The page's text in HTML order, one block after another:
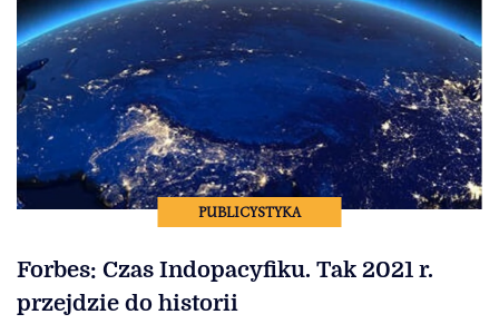
PUBLICYSTYKA
Forbes: Czas Indopacyfiku. Tak 2021 r.
przejdzie do historii